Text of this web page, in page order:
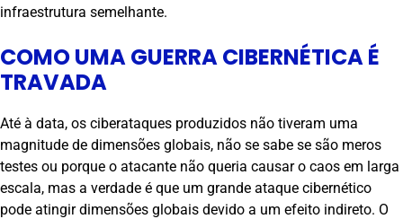
infraestrutura semelhante.
COMO UMA GUERRA CIBERNÉTICA É
TRAVADA
Até à data, os ciberataques produzidos não tiveram uma
magnitude de dimensões globais, não se sabe se são meros
testes ou porque o atacante não queria causar o caos em larga
escala, mas a verdade é que um grande ataque cibernético
pode atingir dimensões globais devido a um efeito indireto. O